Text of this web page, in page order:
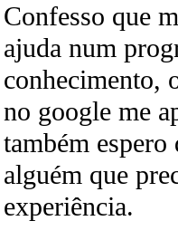
Confesso que
ajuda num
conhecimento,
no google me
também
alguém que
experiência.